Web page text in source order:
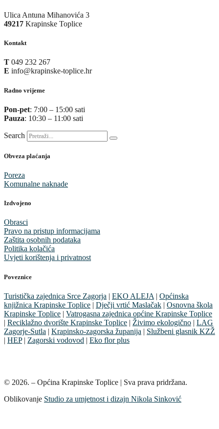
Ulica Antuna Mihanovića 3
49217 Krapinske Toplice
Kontakt
T 049 232 267
E info@krapinske-toplice.hr
Radno vrijeme
Pon-pet: 7:00 – 15:00 sati
Pauza: 10:30 – 11:00 sati
Search
Obveza plaćanja
Poreza
Komunalne naknade
Izdvojeno
Obrasci
Pravo na pristup informacijama
Zaštita osobnih podataka
Politika kolačića
Uvjeti korištenja i privatnost
Poveznice
Turistička zajednica Srce Zagorja | EKO ALEJA | Općinska
knjižnica Krapinske Toplice | Dječji vrtić Maslačak | Osnovna škola
Krapinske Toplice | Vatrogasna zajednica općine Krapinske Toplice
| Reciklažno dvorište Krapinske Toplice | Živimo ekologično | LAG
Zagorje-Sutla | Krapinsko-zagorska županija | Službeni glasnik KZŽ
| HEP| Zagorski vodovod | Eko flor plus
© 2026. – Općina Krapinske Toplice | Sva prava pridržana.
Oblikovanje Studio za umjetnost i dizajn Nikola Sinković